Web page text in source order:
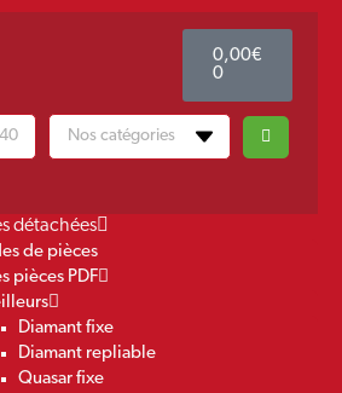
0,00€
0
détachées
de pièces
pièces PDF
Diamant fixe
Diamant repliable
Quasar fixe